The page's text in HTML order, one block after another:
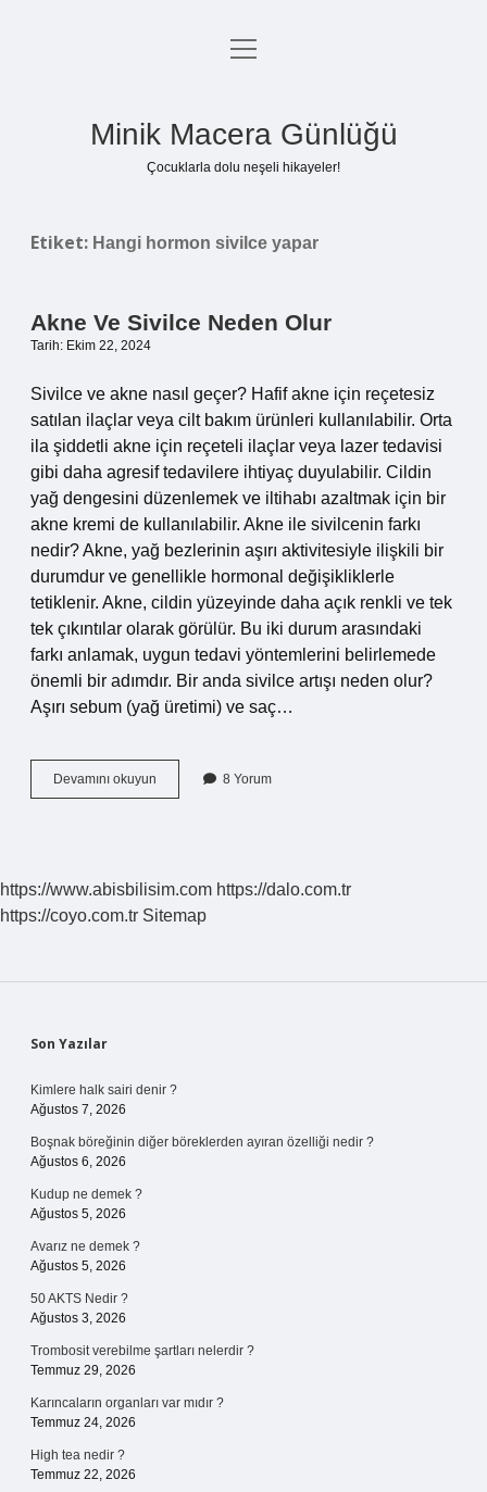
Anasayfa
menüyü
Minik Macera Günlüğü
Çocuklarla dolu neşeli hikayeler!
Etiket: Hangi hormon sivilce yapar
Akne Ve Sivilce Neden Olur
Tarih: Ekim 22, 2024
Sivilce ve akne nasıl geçer? Hafif akne için reçetesiz
satılan ilaçlar veya cilt bakım ürünleri kullanılabilir. Orta
ila şiddetli akne için reçeteli ilaçlar veya lazer tedavisi
gibi daha agresif tedavilere ihtiyaç duyulabilir. Cildin
yağ dengesini düzenlemek ve iltihabı azaltmak için bir
akne kremi de kullanılabilir. Akne ile sivilcenin farkı
nedir? Akne, yağ bezlerinin aşırı aktivitesiyle ilişkili bir
durumdur ve genellikle hormonal değişikliklerle
tetiklenir. Akne, cildin yüzeyinde daha açık renkli ve tek
tek çıkıntılar olarak görülür. Bu iki durum arasındaki
farkı anlamak, uygun tedavi yöntemlerini belirlemede
önemli bir adımdır. Bir anda sivilce artışı neden olur?
Aşırı sebum (yağ üretimi) ve saç…
Devamını okuyun
Ve
8 Yorum
https://www.abisbilisim.com https://dalo.com.tr
https://coyo.com.tr Sitemap
Sidebar
Son Yazılar
Kimlere halk sairi denir ?
Ağustos 7, 2026
Boşnak böreğinin diğer böreklerden ayıran özelliği nedir ?
Ağustos 6, 2026
Kudup ne demek ?
Ağustos 5, 2026
Avarız ne demek ?
Ağustos 5, 2026
50 AKTS Nedir ?
Ağustos 3, 2026
Trombosit verebilme şartları nelerdir ?
Temmuz 29, 2026
Karıncaların organları var mıdır ?
Temmuz 24, 2026
High tea nedir ?
Temmuz 22, 2026